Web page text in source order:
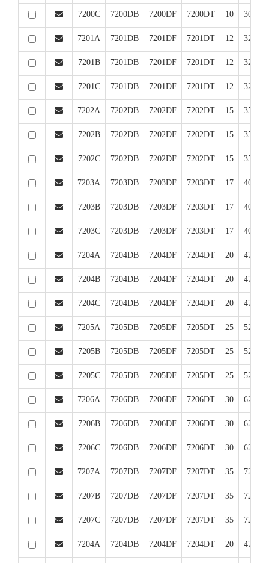
7200C 7200DB 7200DF 7200DT 10 30
7201A 7201DB 7201DF 7201DT 12 32
7201B 7201DB 7201DF 7201DT 12 32
7201C 7201DB 7201DF 7201DT 12 32
7202A 7202DB 7202DF 7202DT 15 35
7202B 7202DB 7202DF 7202DT 15 35
7202C 7202DB 7202DF 7202DT 15 35
7203A 7203DB 7203DF 7203DT 17 40
7203B 7203DB 7203DF 7203DT 17 40
7203C 7203DB 7203DF 7203DT 17 40
7204A 7204DB 7204DF 7204DT 20 47
7204B 7204DB 7204DF 7204DT 20 47
7204C 7204DB 7204DF 7204DT 20 47
7205A 7205DB 7205DF 7205DT 25 52
7205B 7205DB 7205DF 7205DT 25 52
7205C 7205DB 7205DF 7205DT 25 52
7206A 7206DB 7206DF 7206DT 30 62
7206B 7206DB 7206DF 7206DT 30 62
7206C 7206DB 7206DF 7206DT 30 62
7207A 7207DB 7207DF 7207DT 35 72
7207B 7207DB 7207DF 7207DT 35 72
7207C 7207DB 7207DF 7207DT 35 72
7204A 7204DB 7204DF 7204DT 20 47